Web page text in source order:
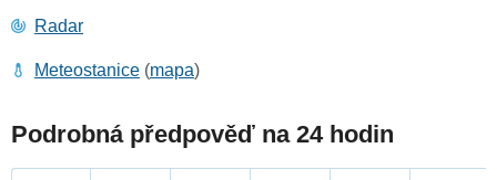
Radar
Meteostanice (mapa)
Podrobná předpověď na 24 hodin